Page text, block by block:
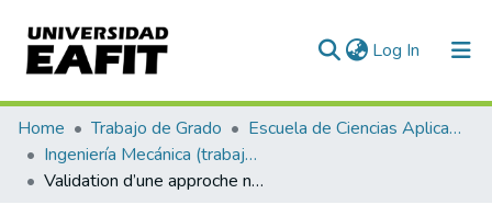
Log In (current)
Communities & Collections
All of DSpace
Home Trabajo de Grado
Escuela de Ciencias Aplicadas e Ingeniería
Ingeniería Mecánica (trabajo de grado)
Validation d’une approche numérique permettant la simulation du comportement des tôles d’épaisseur submillimétrique